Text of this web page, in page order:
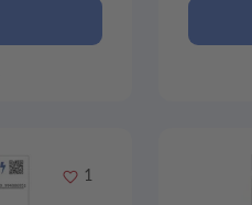
Merken
1